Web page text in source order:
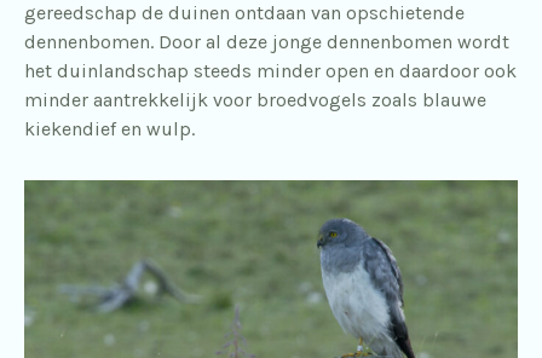
gereedschap de duinen ontdaan van opschietende
dennenbomen. Door al deze jonge dennenbomen wordt
het duinlandschap steeds minder open en daardoor ook
minder aantrekkelijk voor broedvogels zoals blauwe
kiekendief en wulp.